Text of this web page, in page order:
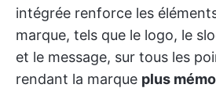
intégrée renforce les
marque, tels que le logo, le
et le message, sur tous les
rendant la marque plus